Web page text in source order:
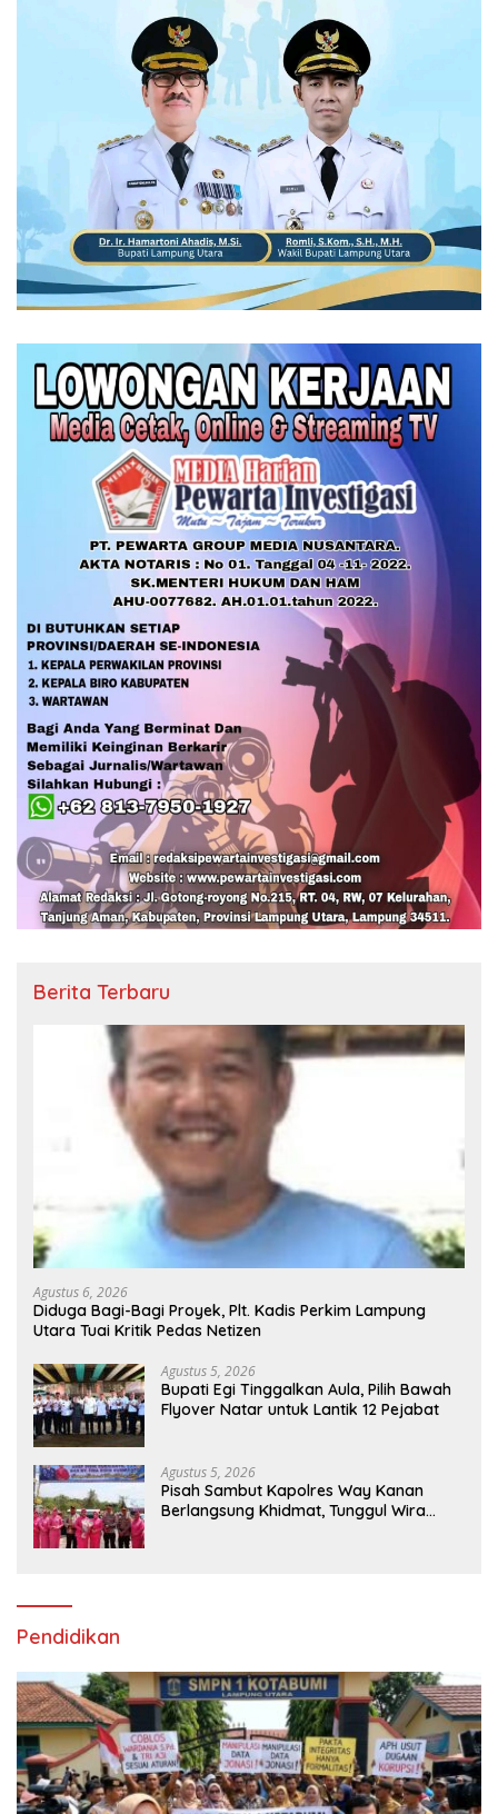
Berita Terbaru
Agustus 6, 2026
Diduga Bagi-Bagi Proyek, Plt. Kadis Perkim Lampung
Utara Tuai Kritik Pedas Netizen
Agustus 5, 2026
Bupati Egi Tinggalkan Aula, Pilih Bawah
Flyover Natar untuk Lantik 12 Pejabat
Agustus 5, 2026
Pisah Sambut Kapolres Way Kanan
Berlangsung Khidmat, Tunggul Wira
Pendidikan